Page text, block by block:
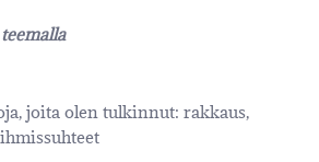
joita olen tulkinnut: rakkaus,